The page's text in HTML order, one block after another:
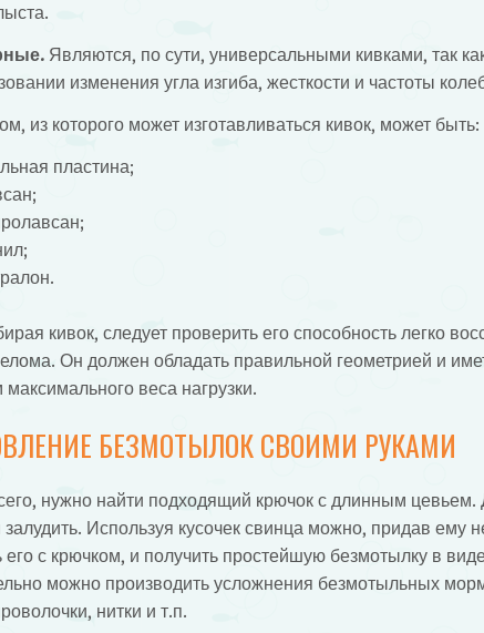
Являются, по сути, универсальными кивками, так
изменения угла изгиба, жесткости и частоты
из которого может изготавливаться кивок, может быть:
пластина;
кивок, следует проверить его способность легко
Он должен обладать правильной геометрией и
максимального веса нагрузки.
БЕЗМОТЫЛОК СВОИМИ РУКАМИ
нужно найти подходящий крючок с длинным цевьем.
залудить. Используя кусочек свинца можно, придав ему
его с крючком, и получить простейшую безмотылку в
можно производить усложнения безмотыльных
нитки и т.п.